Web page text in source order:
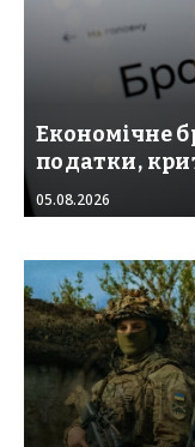
Економічне
податки,
05.08.2026